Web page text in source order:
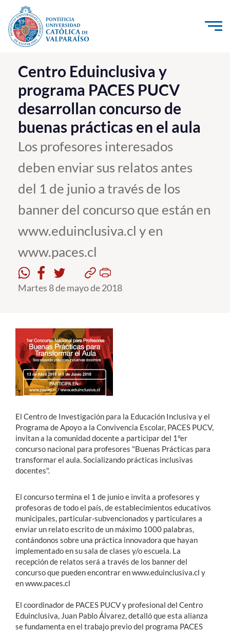
Click acá para ir directamente al contenido
La Universidad
Investigación, Creación e Innovación
PUCV Internacional
Vinculación con el Medio
Admisión
Pregrado
Postgrado
Formación Continua
Estudiantes
Académicos
English
Centro Eduinclusiva y
programa PACES PUCV
desarrollan concurso de
buenas prácticas en el aula
Los profesores interesados
deben enviar sus relatos antes
del 1 de junio a través de los
banner del concurso que están en
www.eduinclusiva.cl y en
www.paces.cl
Martes 8 de mayo de 2018
El Centro de Investigación para la Educación Inclusiva y el
Programa de Apoyo a la Convivencia Escolar, PACES PUCV,
invitan a la comunidad docente a participar del 1°er
concurso nacional para profesores "Buenas Prácticas para
transformar el aula. Socializando prácticas inclusivas
docentes".
El concurso termina el 1 de junio e invita a profesores y
profesoras de todo el país, de establecimientos educativos
municipales, particular-subvencionados y particulares a
enviar un relato escrito de un máximo 1000 palabras,
contándonos sobre una práctica innovadora que hayan
implementado en su sala de clases y/o escuela. La
recepción de relatos será a través de los banner del
concurso que pueden encontrar en www.eduinclusiva.cl y
en www.paces.cl
El coordinador de PACES PUCV y profesional del Centro
Eduinclusiva, Juan Pablo Álvarez, detalló que esta alianza
se fundamenta en el trabajo previo del programa PACES